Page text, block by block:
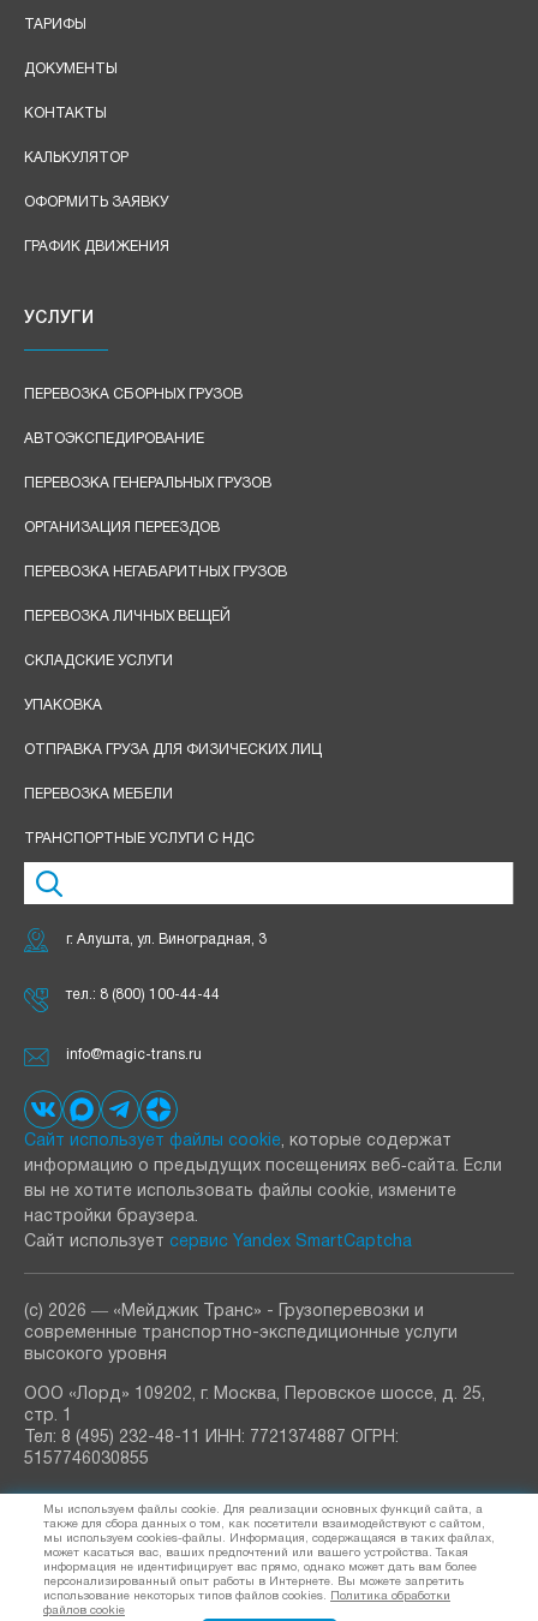
ТАРИФЫ
ДОКУМЕНТЫ
КОНТАКТЫ
КАЛЬКУЛЯТОР
ОФОРМИТЬ ЗАЯВКУ
ГРАФИК ДВИЖЕНИЯ
УСЛУГИ
ПЕРЕВОЗКА СБОРНЫХ ГРУЗОВ
АВТОЭКСПЕДИРОВАНИЕ
ПЕРЕВОЗКА ГЕНЕРАЛЬНЫХ ГРУЗОВ
ОРГАНИЗАЦИЯ ПЕРЕЕЗДОВ
ПЕРЕВОЗКА НЕГАБАРИТНЫХ ГРУЗОВ
ПЕРЕВОЗКА ЛИЧНЫХ ВЕЩЕЙ
СКЛАДСКИЕ УСЛУГИ
УПАКОВКА
ОТПРАВКА ГРУЗА ДЛЯ ФИЗИЧЕСКИХ ЛИЦ
ПЕРЕВОЗКА МЕБЕЛИ
ТРАНСПОРТНЫЕ УСЛУГИ С НДС
г. Алушта, ул. Виноградная, 3
тел.: 8 (800) 100-44-44
info@magic-trans.ru
Сайт использует файлы cookie, которые содержат
информацию о предыдущих посещениях веб‑сайта. Если
вы не хотите использовать файлы cookie, измените
настройки браузера.
Сайт использует сервис Yandex SmartCaptcha
(с) 2026 ― «Мейджик Транс» - Грузоперевозки и
современные транспортно-экспедиционные услуги
высокого уровня
ООО «Лорд» 109202, г. Москва, Перовское шоссе, д. 25,
стр. 1
Тел: 8 (495) 232-48-11 ИНН: 7721374887 ОГРН:
5157746030855
РАССЫЛКА узнавайте о новостях и акциях
Я согласен (а) на обработкуперсональных данных
Мы используем файлы cookie. Для реализации основных функций сайта, а
также для сбора данных о том, как посетители взаимодействуют с сайтом,
мы используем cookies-файлы. Информация, содержащаяся в таких файлах,
может касаться вас, ваших предпочтений или вашего устройства. Такая
информация не идентифицирует вас прямо, однако может дать вам более
персонализированный опыт работы в Интернете. Вы можете запретить
использование некоторых типов файлов cookies.
Политика обработки
файлов cookie